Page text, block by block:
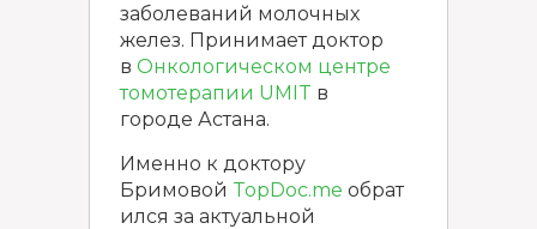
заболеваний молочных
желез. Принимает доктор
в Онкологическом центре
томотерапии UMIT в
городе Астана.
Именно к доктору
Бримовой TopDoc.me обрат
ился за актуальной